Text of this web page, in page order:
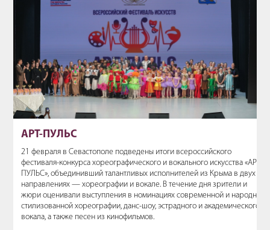
АРТ-ПУЛЬС
21 февраля в Севастополе подведены итоги всероссийского
фестиваля-конкурса хореографического и вокального искусства «АРТ-
ПУЛЬС», объединивший талантливых исполнителей из Крыма в двух
направлениях — хореографии и вокале. В течение дня зрители и
жюри оценивали выступления в номинациях современной и народно-
стилизованной хореографии, данс-шоу, эстрадного и академического
вокала, а также песен из кинофильмов.